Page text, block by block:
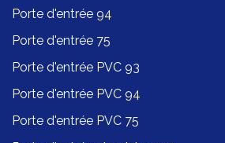
Porte d'entrée 94
Porte d'entrée 75
Porte d'entrée PVC 93
Porte d'entrée PVC 94
Porte d'entrée PVC 75